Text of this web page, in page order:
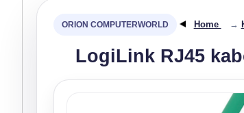
Home →
LogiLink RJ45